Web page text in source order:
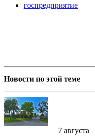
госпредприятие
Новости по этой теме
7 августа